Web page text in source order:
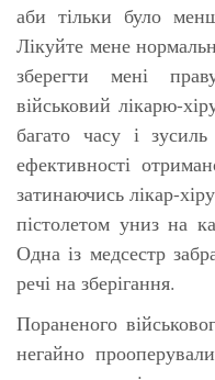
аби тільки було
Лікуйте мене
зберегти мені
військовий лікарю-
багато часу і
ефективності
затинаючись лікар-
пістолетом униз на
Одна із медсестр
речі на зберігання.
Пораненого
негайно